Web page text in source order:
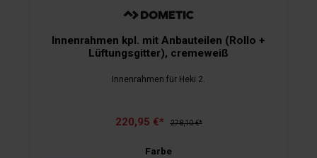
Innenrahmen kpl. mit Anbauteilen (Rollo +
Lüftungsgitter), cremeweiß
Innenrahmen für Heki 2.
220,95 €* 278,10 €*
Farbe